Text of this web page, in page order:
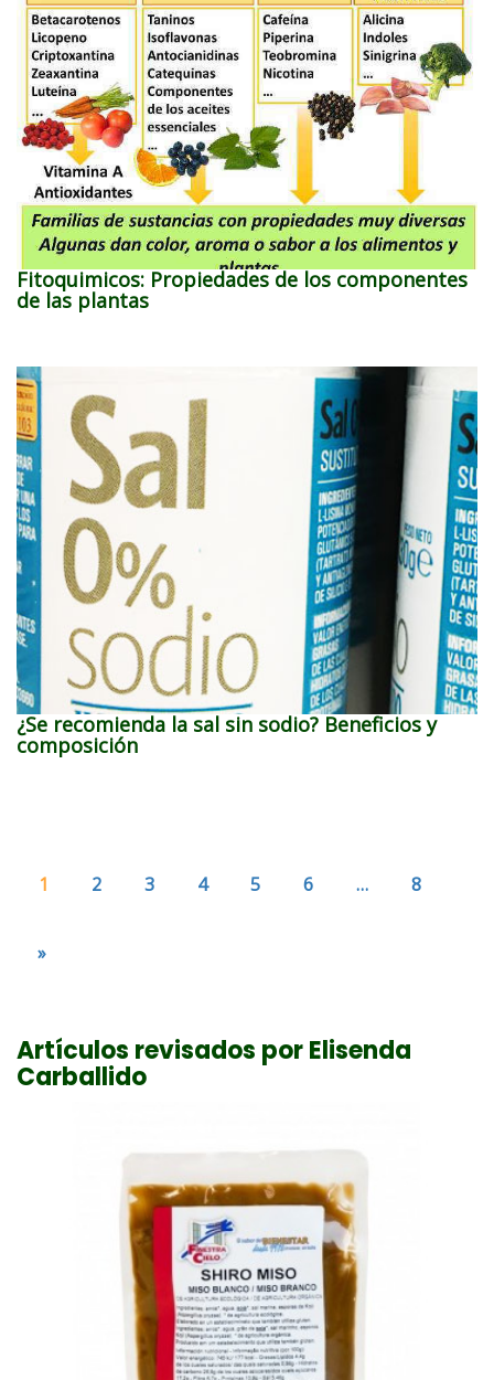
Fitoquimicos: Propiedades de los componentes
de las plantas
¿Se recomienda la sal sin sodio? Beneficios y
composición
1 2 3 4 5 6 … 8
»
Artículos revisados por Elisenda
Carballido